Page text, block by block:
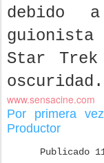
debido
Star
oscuridad.
www.sensacine.com
Por primera
Productor
Publicado